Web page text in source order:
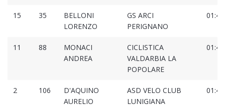
15 35
BELLONI
LORENZO
GS ARCI
PERIGNANO
11 88
MONACI
ANDREA
CICLISTICA
VALDARBIA LA
POPOLARE
2 106
D'AQUINO
AURELIO
ASD VELO CLUB
LUNIGIANA